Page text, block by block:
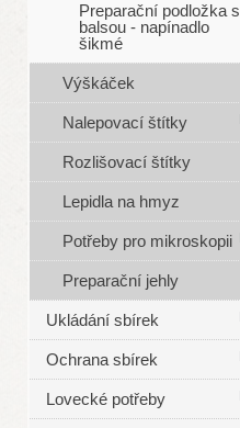
Preparační podložka s
balsou - napínadlo
šikmé
Výškáček
Nalepovací štítky
Rozlišovací štítky
Lepidla na hmyz
Potřeby pro mikroskopii
Preparační jehly
Ukládání sbírek
Ochrana sbírek
Lovecké potřeby